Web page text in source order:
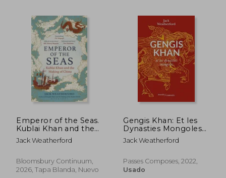
5%
Emperor of the Seas.
Kublai Khan and the
Making of China
Jack Weatherford
Bloomsbury Continuum,
2026, Tapa Blanda, Nuevo
Gengis Khan: Et les
Dynasties Mongoles
(en Francés)
Jack Weatherford
Passes Composes, 2022,
Usado